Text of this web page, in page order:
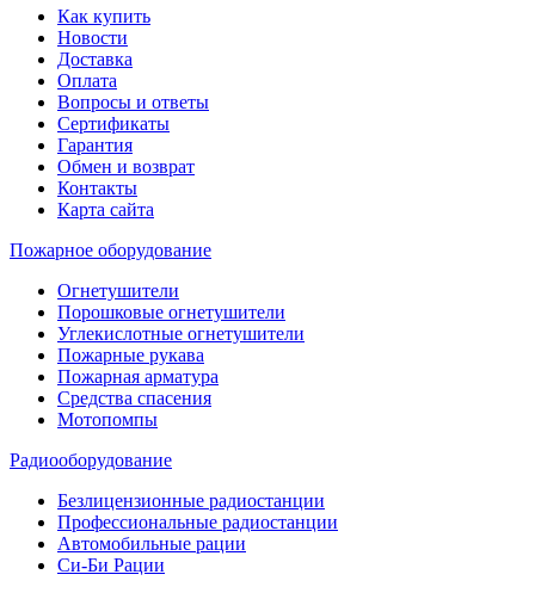
Как купить
Новости
Доставка
Оплата
Вопросы и ответы
Сертификаты
Гарантия
Обмен и возврат
Контакты
Карта сайта
Пожарное оборудование
Огнетушители
Порошковые огнетушители
Углекислотные огнетушители
Пожарные рукава
Пожарная арматура
Средства спасения
Мотопомпы
Радиооборудование
Безлицензионные радиостанции
Профессиональные радиостанции
Автомобильные рации
Си-Би Рации